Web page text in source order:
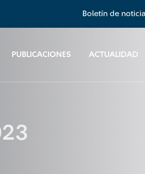
Boletín de
PUBLICACIONES ACTUALIDAD